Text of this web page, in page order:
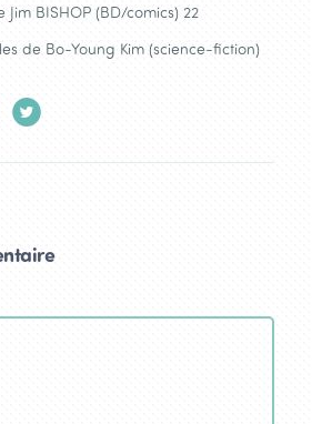
BISHOP (BD/comics) 22
de Bo-Young Kim (science-fiction)